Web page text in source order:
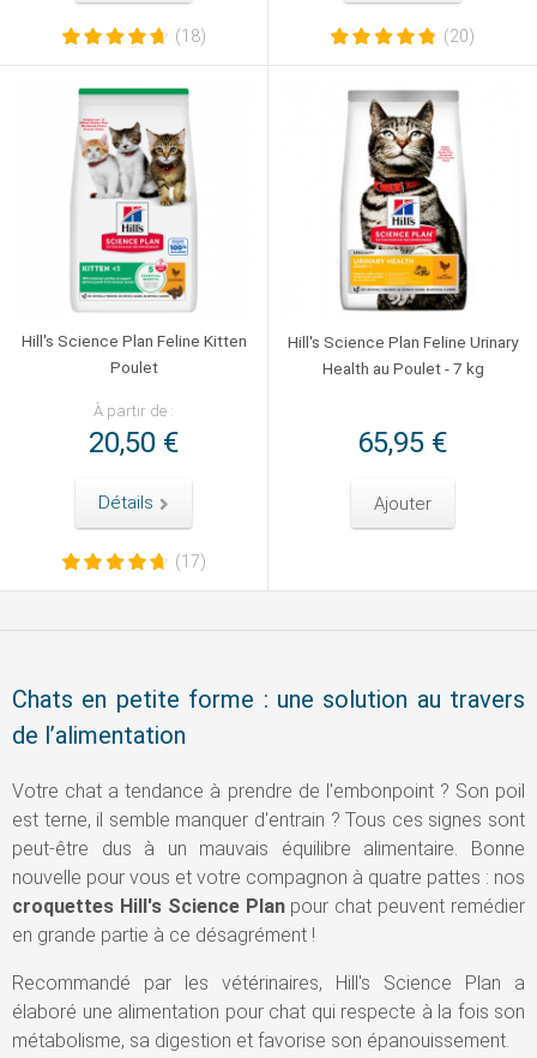
(18) (20)
Hill's Science Plan Feline Kitten
Poulet
À partir de :
20,50 €
Détails
(17)
Hill's Science Plan Feline Urinary
Health au Poulet - 7 kg
65,95 €
Ajouter
Chats en petite forme : une solution au travers
de l’alimentation
Votre chat a tendance à prendre de l'embonpoint ? Son poil
est terne, il semble manquer d'entrain ? Tous ces signes sont
peut-être dus à un mauvais équilibre alimentaire. Bonne
nouvelle pour vous et votre compagnon à quatre pattes : nos
croquettes Hill's Science Planpour chat peuvent remédier
en grande partie à ce désagrément !
Recommandé par les vétérinaires, Hill's Science Plan a
élaboré une alimentation pour chat qui respecte à la fois son
métabolisme, sa digestion et favorise son épanouissement.